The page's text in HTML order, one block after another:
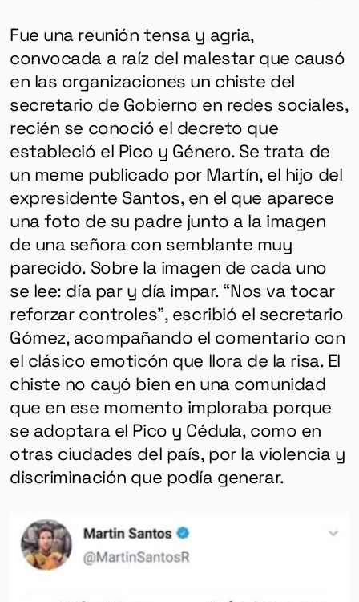
Fue una reunión tensa y agria,
convocada a raíz del malestar que causó
en las organizaciones un chiste del
secretario de Gobierno en redes sociales,
recién se conoció el decreto que
estableció el Pico y Género. Se trata de
un meme publicado por Martín, el hijo del
expresidente Santos, en el que aparece
una foto de su padre junto a la imagen
de una señora con semblante muy
parecido. Sobre la imagen de cada uno
se lee: día par y día impar. “Nos va tocar
reforzar controles”, escribió el secretario
Gómez, acompañando el comentario con
el clásico emoticón que llora de la risa. El
chiste no cayó bien en una comunidad
que en ese momento imploraba porque
se adoptara el Pico y Cédula, como en
otras ciudades del país, por la violencia y
discriminación que podía generar.